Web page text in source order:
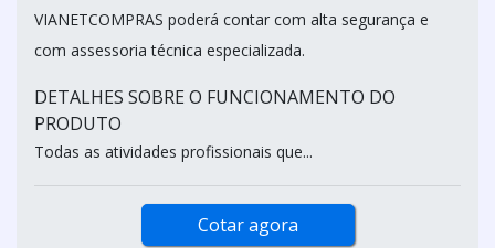
VIANETCOMPRAS poderá contar com alta segurança e
com assessoria técnica especializada.
DETALHES SOBRE O FUNCIONAMENTO DO
PRODUTO
Todas as atividades profissionais que...
Cotar agora